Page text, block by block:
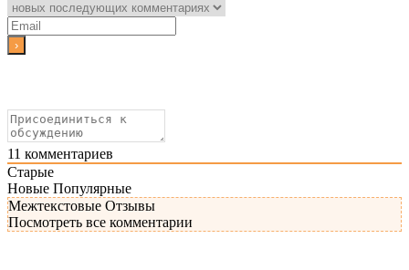
11 комментариев
Старые
Новые Популярные
Межтекстовые Отзывы
Посмотреть все комментарии